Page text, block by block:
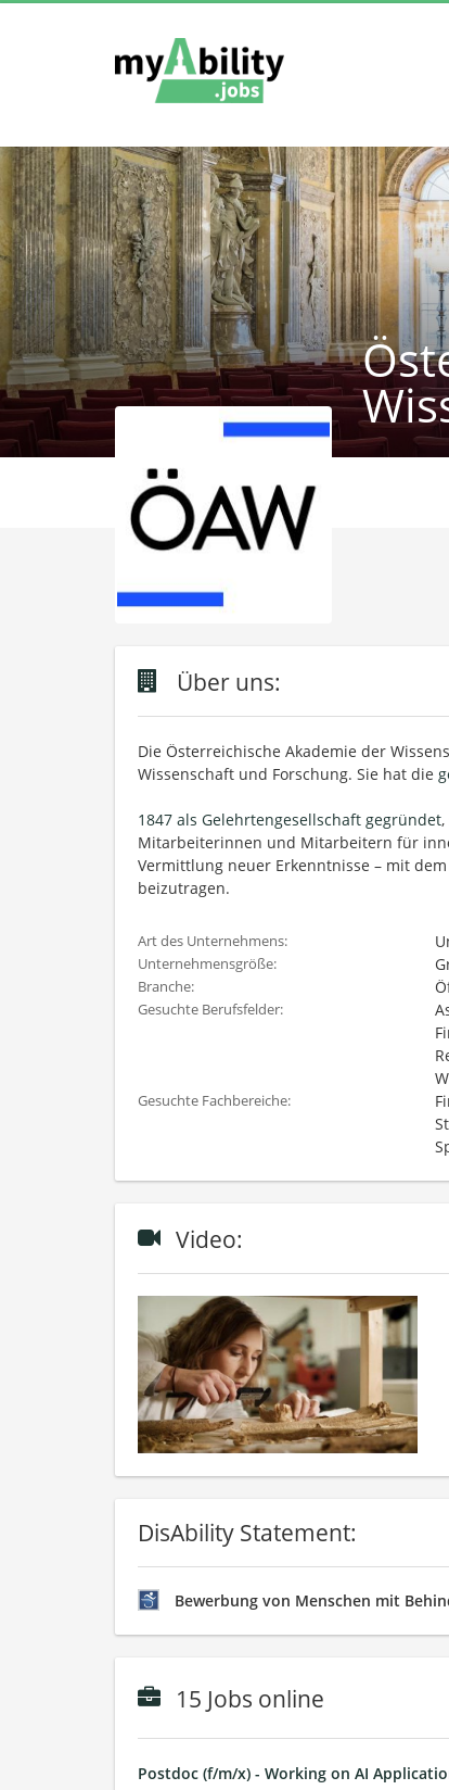
Über uns:
Die Österreichische Akademie der
Wissenschaft und Forschung. Sie hat die
1847 als Gelehrtengesellschaft gegründet
Mitarbeiterinnen und Mitarbeitern für
Vermittlung neuer Erkenntnisse – mit
beizutragen.
Art des Unternehmens:
Unternehmensgröße:
Branche:
Gesuchte Berufsfelder:
Gesuchte Fachbereiche:
Video:
DisAbility Statement:
Bewerbung von Menschen mit
15 Jobs online
Postdoc (f/m/x) - Working on AI